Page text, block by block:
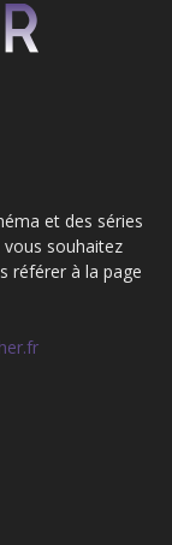
et des séries
souhaitez
référer à la page